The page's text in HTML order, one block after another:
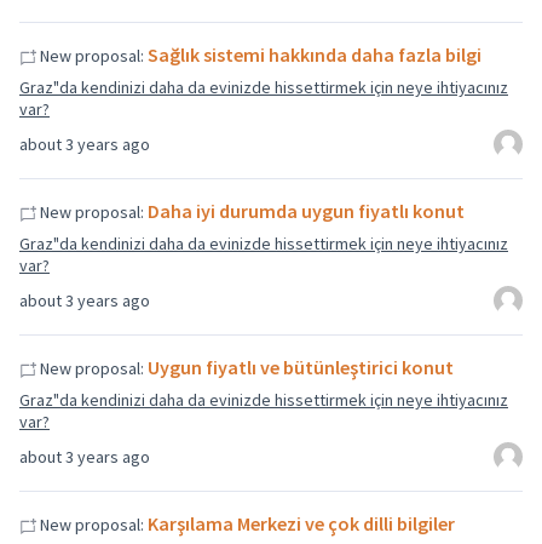
about 3 years ago
New proposal: Sağlık sistemi hakkında daha fazla bilgi
Graz"da kendinizi daha da evinizde hissettirmek için neye ihtiyacınız
var?
about 3 years ago
New proposal: Daha iyi durumda uygun fiyatlı konut
Graz"da kendinizi daha da evinizde hissettirmek için neye ihtiyacınız
var?
about 3 years ago
New proposal: Uygun fiyatlı ve bütünleştirici konut
Graz"da kendinizi daha da evinizde hissettirmek için neye ihtiyacınız
var?
New proposal: Karşılama Merkezi ve çok dilli bilgiler